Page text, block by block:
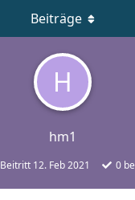
H
hm1
Beitritt 12. Feb 2021 0
Beiträge